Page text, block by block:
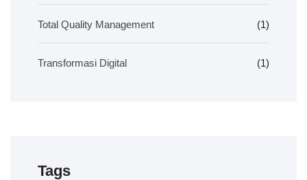
Total Quality Management (1)
Transformasi Digital (1)
Tags